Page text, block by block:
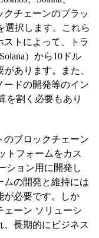
クチェーンのプラッ
選択します。これら
トによって、トラ
）から10ドル
があります。また、
ードの開発等のイン
を割く必要もあり
のブロックチェーン
トフォームをカス
ション用に開発し
ムの開発と維持には
が必要です。しか
ェーン ソリューシ
、長期的にビジネス